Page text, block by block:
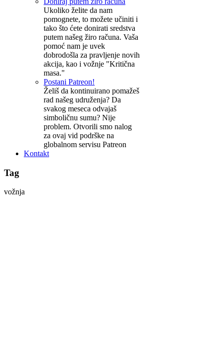
Ukoliko želite da nam
pomognete, to možete učiniti i
tako što ćete donirati sredstva
putem našeg žiro računa. Vaša
pomoć nam je uvek
dobrodošla za pravljenje novih
akcija, kao i vožnje "Kritična
masa."
Postani Patreon!
Želiš da kontinuirano pomažeš
rad našeg udruženja? Da
svakog meseca odvajaš
simboličnu sumu? Nije
problem. Otvorili smo nalog
za ovaj vid podrške na
globalnom servisu Patreon
Kontakt
Tag
vožnja